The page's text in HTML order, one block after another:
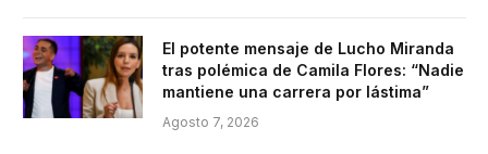
El potente mensaje de Lucho Miranda
tras polémica de Camila Flores: “Nadie
mantiene una carrera por lástima”
Agosto 7, 2026